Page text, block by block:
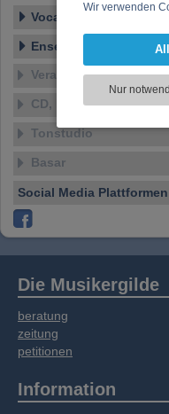
Wir verwenden
Funktionen für
zu analysieren.
Informationen zu
soziale Medien,
Nur
Vocal – Instrumental –
Ensembles
Veranstaltungen
CD, DVD, Vinyl
Tonstudio
Basar
Social Media Plattformen
Die Musikergilde
beratung
zeitung
petitionen
Information